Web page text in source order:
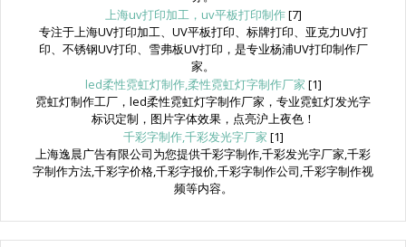
上海uv打印加工，uv平板打印制作[7]
专注于上海UV打印加工、UV平板打印、标牌打印、亚克力UV打
印、不锈钢UV打印、雪弗板UV打印，是专业杨浦UV打印制作厂
家。
led柔性霓虹灯制作,柔性霓虹灯字制作厂家 [1]
霓虹灯制作工厂，led柔性霓虹灯字制作厂家，专业霓虹灯发光字
标识定制，图片字体效果，点亮沪上夜色！
千彩字制作,千彩发光字厂家 [1]
上海逸晨广告有限公司为您提供千彩字制作,千彩发光字厂家,千彩
字制作方法,千彩字价格,千彩字报价,千彩字制作公司,千彩字制作视
频等内容。